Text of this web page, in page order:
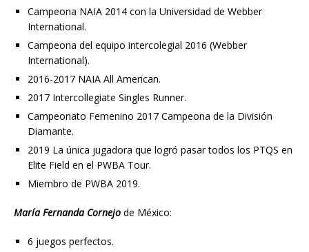
Campeona NAIA 2014 con la Universidad de Webber
International.
Campeona del equipo intercolegial 2016 (Webber
International).
2016-2017 NAIA All American.
2017 Intercollegiate Singles Runner.
Campeonato Femenino 2017 Campeona de la División
Diamante.
2019 La única jugadora que logró pasar todos los PTQS en
Elite Field en el PWBA Tour.
Miembro de PWBA 2019.
María Fernanda Cornejo de México:
6 juegos perfectos.